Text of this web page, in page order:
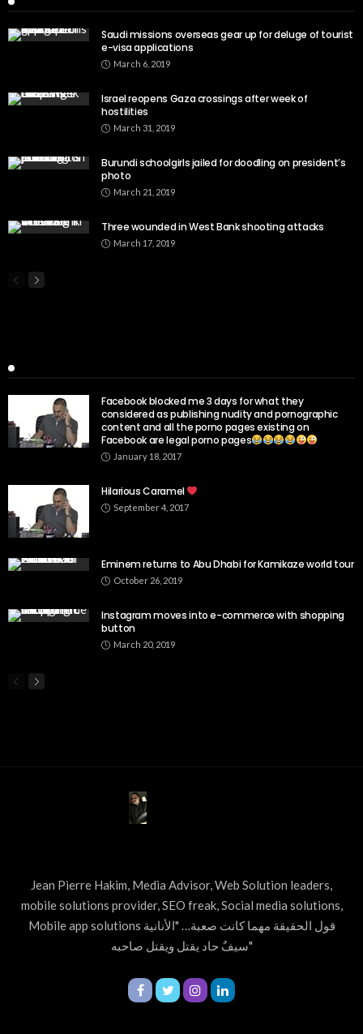
Saudi missions overseas gear up for deluge of tourist
e-visa applications
March 6, 2019
Israel reopens Gaza crossings after week of
hostilities
March 31, 2019
Burundi schoolgirls jailed for doodling on president’s
photo
March 21, 2019
Three wounded in West Bank shooting attacks
March 17, 2019
Facebook blocked me 3 days for what they
considered as publishing nudity and pornographic
content and all the porno pages existing on
Facebook are legal porno pages
January 18, 2017
Hilarious Caramel
September 4, 2017
Eminem returns to Abu Dhabi for Kamikaze world tour
October 26, 2019
Instagram moves into e-commerce with shopping
button
March 20, 2019
Jean Pierre Hakim, Media Advisor, Web Solution leaders,
mobile solutions provider, SEO freak, Social media solutions,
Mobile app solutions قول الحقيقة مهما كانت صعبة… "الأنانية
سيفٌ حاد يقتل ويقتل صاحبه"